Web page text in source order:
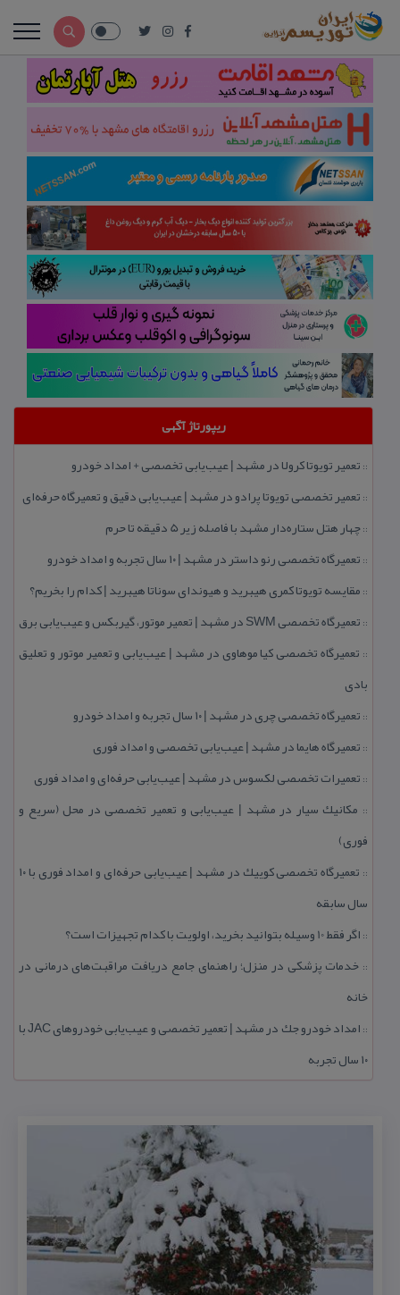
ریپورتاژ آگهی
:: تعمیر تویوتا كرولا در مشهد | عیب‌یابی تخصصی + امداد خودرو
:: تعمیر تخصصی تویوتا پرادو در مشهد | عیب‌یابی دقیق و تعمیرگاه حرفه‌ای
::چهار هتل‌ ستاره‌دار مشهد با فاصله زیر 5 دقیقه تا حرم
:: تعمیرگاه تخصصی رنو داستر در مشهد | ۱۰ سال تجربه و امداد خودرو
:: مقایسه تویوتا كمری هیبرید و هیوندای سوناتا هیبرید | كدام را بخریم؟
:: تعمیرگاه تخصصی SWM در مشهد | تعمیر موتور، گیربكس و عیب‌یابی برق
:: تعمیرگاه تخصصی كیا موهاوی در مشهد | عیب‌یابی و تعمیر موتور و تعلیق
بادی
:: تعمیرگاه تخصصی چری در مشهد | ۱۰ سال تجربه و امداد خودرو
:: تعمیرگاه هایما در مشهد | عیب‌یابی تخصصی و امداد فوری
:: تعمیرات تخصصی لكسوس در مشهد | عیب‌یابی حرفه‌ای و امداد فوری
:: مكانیك سیار در مشهد | عیب‌یابی و تعمیر تخصصی در محل (سریع و
فوری)
::
تعمیرگاه تخصصی كوییك در مشهد | عیب‌یابی حرفه‌ای و امداد فوری با ۱۰
سال سابقه
:: اگر فقط 10 وسیله بتوانید بخرید، اولویت با كدام تجهیزات است؟
:: خدمات پزشكی در منزل؛ راهنمای جامع دریافت مراقبت‌های درمانی در
خانه
::
امداد خودرو جك در مشهد | تعمیر تخصصی و عیب‌یابی خودروهای JAC با
۱۰ سال تجربه